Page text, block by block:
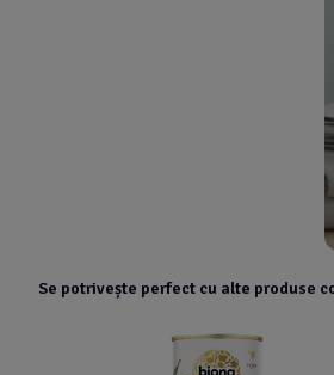
Se potrivește perfect cu alte produse